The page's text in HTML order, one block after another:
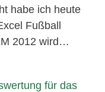
habe ich heute
Fußball
2012 wird…
für das